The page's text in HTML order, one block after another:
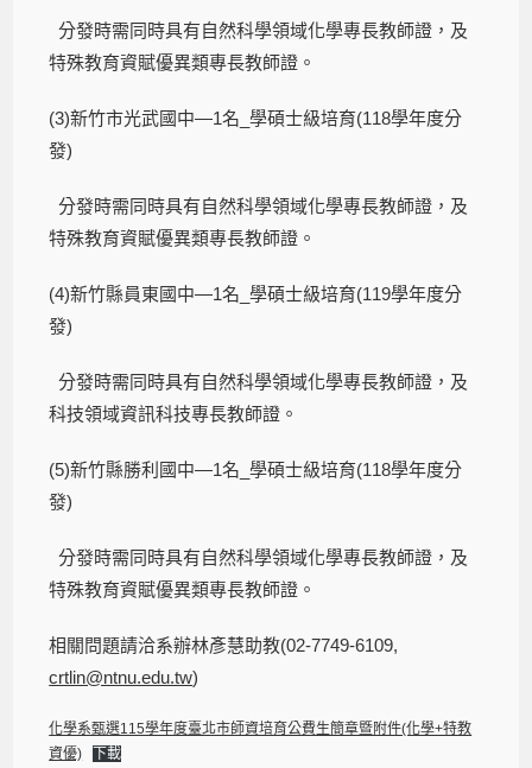
分發時需同時具有自然科學領域化學專長教師證，及
特殊教育資賦優異類專長教師證。
(3)新竹市光武國中—1名_學碩士級培育(118學年度分
發)
分發時需同時具有自然科學領域化學專長教師證，及
特殊教育資賦優異類專長教師證。
(4)新竹縣員東國中—1名_學碩士級培育(119學年度分
發)
分發時需同時具有自然科學領域化學專長教師證，及
科技領域資訊科技專長教師證。
(5)新竹縣勝利國中—1名_學碩士級培育(118學年度分
發)
分發時需同時具有自然科學領域化學專長教師證，及
特殊教育資賦優異類專長教師證。
相關問題請洽系辦林彥慧助教(02-7749-6109,
crtlin@ntnu.edu.tw)
化學系甄選115學年度臺北市師資培育公費生簡章暨附件(化學+特教
資優)
下載